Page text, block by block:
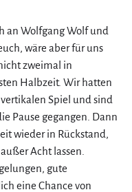
an Wolfgang Wolf und
wäre aber für uns
zweimal in
Halbzeit. Wir hatten
Spiel und sind
Pause gegangen. Dann
wieder in Rückstand,
Acht lassen.
gute
eine Chance von